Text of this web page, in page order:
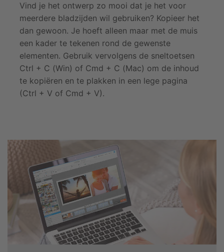
Vind je het ontwerp zo mooi dat je het voor
meerdere bladzijden wil gebruiken? Kopieer het
dan gewoon. Je hoeft alleen maar met de muis
een kader te tekenen rond de gewenste
elementen. Gebruik vervolgens de sneltoetsen
Ctrl + C (Win) of Cmd + C (Mac) om de inhoud
te kopiëren en te plakken in een lege pagina
(Ctrl + V of Cmd + V).